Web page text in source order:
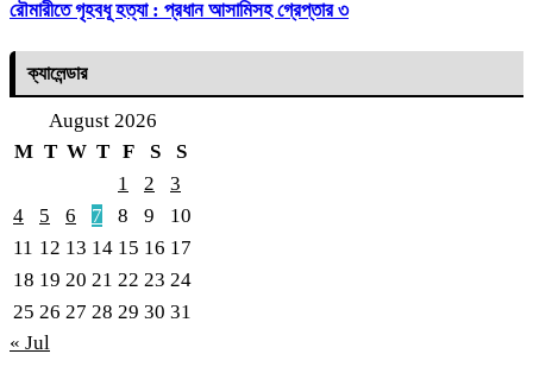
রৌমারীতে গৃহবধূ হত্যা : প্রধান আসামিসহ গ্রেপ্তার ৩
ক্যালেন্ডার
August 2026
M T W T F S
S
1
2
3
4
5 6 7 8 9
10
11 12 13 14 15 16 17
18 19 20 21 22 23 24
25 26 27 28 29 30 31
« Jul